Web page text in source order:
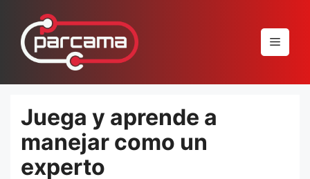
conteúdo
Menu
Juega y aprende a
manejar como un
experto